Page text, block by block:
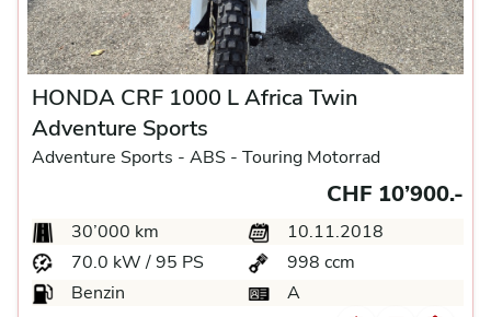
HONDA CRF 1000 L Africa Twin
Adventure Sports
Adventure Sports - ABS - Touring Motorrad
CHF 10’900.-
30’000 km
10.11.2018
70.0 kW / 95 PS
998 ccm
Benzin
A